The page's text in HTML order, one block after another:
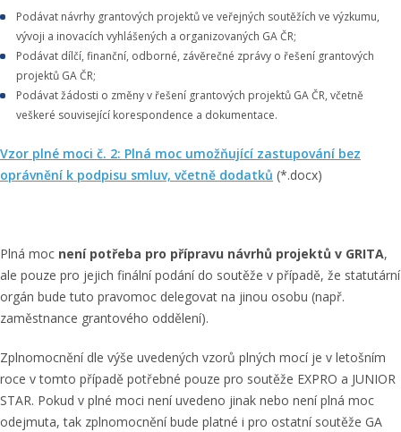
Podávat návrhy grantových projektů ve veřejných soutěžích ve výzkumu,
vývoji a inovacích vyhlášených a organizovaných GA ČR;
Podávat dílčí, finanční, odborné, závěrečné zprávy o řešení grantových
projektů GA ČR;
Podávat žádosti o změny v řešení grantových projektů GA ČR, včetně
veškeré související korespondence a dokumentace.
Vzor plné moci č. 2: Plná moc umožňující zastupování bez
oprávnění k podpisu smluv, včetně dodatků (*.docx)
Plná moc není potřeba pro přípravu návrhů projektů v GRITA,
ale pouze pro jejich finální podání do soutěže v případě, že statutární
orgán bude tuto pravomoc delegovat na jinou osobu (např.
zaměstnance grantového oddělení).
Zplnomocnění dle výše uvedených vzorů plných mocí je v letošním
roce v tomto případě potřebné pouze pro soutěže EXPRO a JUNIOR
STAR. Pokud v plné moci není uvedeno jinak nebo není plná moc
odejmuta, tak zplnomocnění bude platné i pro ostatní soutěže GA